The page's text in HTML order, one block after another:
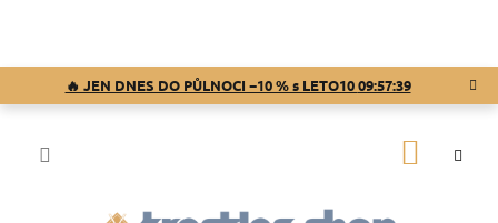
🔥 JEN DNES DO PŮLNOCI −10 % s LETO1009:57:38